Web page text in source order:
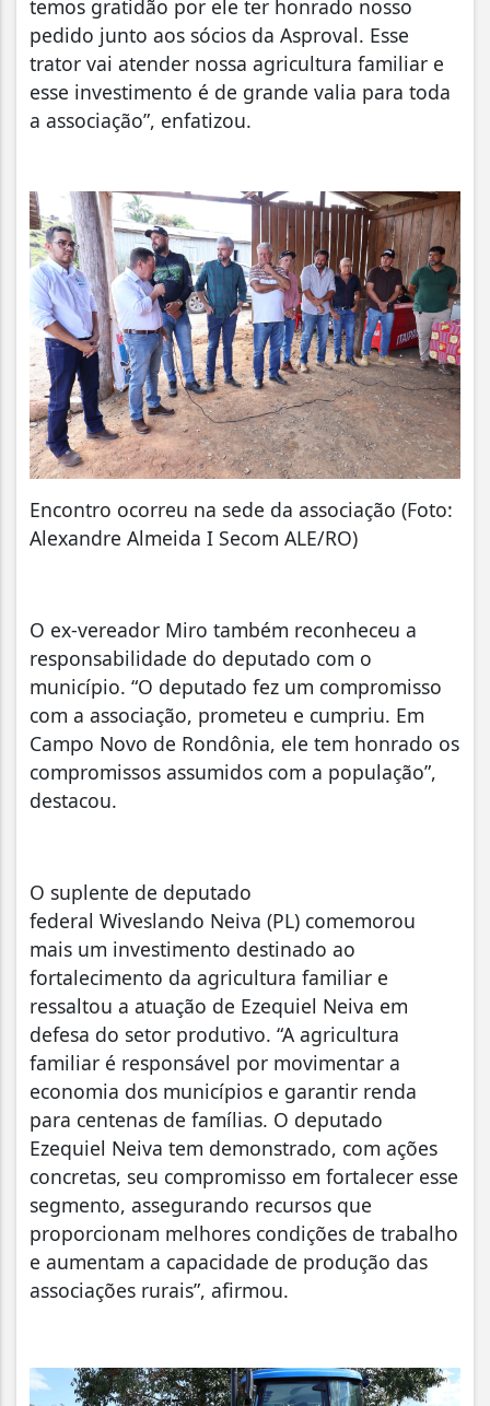
temos gratidão por ele ter honrado nosso
pedido junto aos sócios da Asproval. Esse
trator vai atender nossa agricultura familiar e
esse investimento é de grande valia para toda
a associação”, enfatizou.
Encontro ocorreu na sede da associação (Foto:
Alexandre Almeida I Secom ALE/RO)
O ex-vereador Miro também reconheceu a
responsabilidade do deputado com o
município. “O deputado fez um compromisso
com a associação, prometeu e cumpriu. Em
Campo Novo de Rondônia, ele tem honrado os
compromissos assumidos com a população”,
destacou.
O suplente de deputado
federal Wiveslando Neiva (PL) comemorou
mais um investimento destinado ao
fortalecimento da agricultura familiar e
ressaltou a atuação de Ezequiel Neiva em
defesa do setor produtivo. “A agricultura
familiar é responsável por movimentar a
economia dos municípios e garantir renda
para centenas de famílias. O deputado
Ezequiel Neiva tem demonstrado, com ações
concretas, seu compromisso em fortalecer esse
segmento, assegurando recursos que
proporcionam melhores condições de trabalho
e aumentam a capacidade de produção das
associações rurais”, afirmou.